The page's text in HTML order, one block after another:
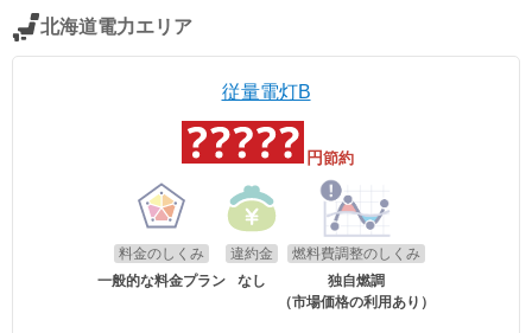
ませんのでご注意ください。）
り方法の登録をお願いいたします。
内となります。お受け取りの手続き後、お振込までに時間がかかる場合がござい
※「@enechange.co.jp および @enechange.jp」からのメールが受信できるよ
う、あらかじめ設定をお願いいたします。
キャッシュバックは、金融庁管轄の資金移動業者であるウェルネット社（登録番
以下のお客さまは特典の対象外です。
・エネチェンジのオンラインサービス経由以外から申し込みされた場合。
・電気を使用開始した日から12カ月以内に契約を解約をされた場合。
・特典のご案内メールに記載されている有効期限内にお受取いただけなかった場
※本サービスの詳細につきましては、サービス規約をご確認ください。
（エバーグリーン・リテイリングHPよりダウンロードいただけます）
LINEで電気料金お知らせ
・毎月の電気料金をLINEでお知らせします（※）
・月額50円 (年額600円)の割引が適用されます
・おトクなキャンペーン情報などをお届けします。
（※）毎月のご請求金額、ご使用量、口座振替日等のご情報をお送りし
・お申込みいただいた月またはその翌月の検針分から、お申込みの携帯
電話番号に、電気料金のお知らせ情報（請求金額・使用量・使用期間・
支払方法・引き落とし日）をお届けします。
・お申込みいただいたお客さまは、郵送での「電気料金のお知らせ」の
発行を取り止めさせていただきます。取り止めさせていただいたお客さ
まには、月50円（税込）の割引を適用させていただきます。
（すでに書面発行を取り止めされているお客さまは、引き続き月50円
概要
※本特典は、予告なく変更、終了となる場合があり
ます。
グリーン・リテイリング」に申し込んだ方に、
20,000円のキャッシュバックを行います。
※20A以下は特典対象外となります。
※引越しでの電気の切り替えの場合は特典内容が異
なります。
社が提供する「エバーグリーン・リテイリング×エネチェンジ キャッシュバック
特典」(以下、「本特典」とします)の対象となります。
分（8月使用分）については一律4.5円/kWhを毎月の電気料金から値引
きします。
・2026年8月分〜2026年10月分の料金に適用されます。
・エネチェンジでは、割引額を一律で診断結果に反映しています。
・詳細は、国のHP・請求書や検針票・ご契約中の電力会社・ガス会社
のHPをご確認ください。
電気のトラブル発生時に電話一本で駆け付け、不具合箇所の原因調査・
応急処置を行います。
・24時間365日、お電話受付を行っております
・本サービスのご提供対象エリアは全国です（沖縄、一部離島を除く）
※出張費、60分以内の作業費が無料となります。
※天候・交通状況・作業員の作業状況等により、現場へ出動することに
※応急処置は、不具合箇所の絶縁テープ巻き、原因となっている電気機
器の取り外し等の処置となります。
※ブレーカーが故障していたり、コンセント・スイッチ等の故障、破損
等に伴う取替工事が必要な場合で、作業員が工事可能と判断した場合
は、費用等をご提示させていただき、お客さまのご希望を確認後、有料
での対応となります。
※電気のご契約容量の変更工事や、家電製品の取り付け・故障修理、宅
北海道電力エリア
従量電灯B
円節約
料金のしくみ
一般的な料金プラン
違約金
なし
燃料費調整のしくみ
独自燃調
（市場価格の利用あり）